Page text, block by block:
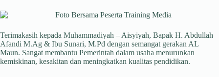
Terimakasih kepada Muhammadiyah – Aisyiyah, Bapak H. Abdullah
Afandi M.Ag & Ibu Sunari, M.Pd dengan semangat gerakan AL
Maun. Sangat membantu Pemerintah dalam usaha menurunkan
kemiskinan, kesakitan dan meningkatkan kualitas pendidikan.